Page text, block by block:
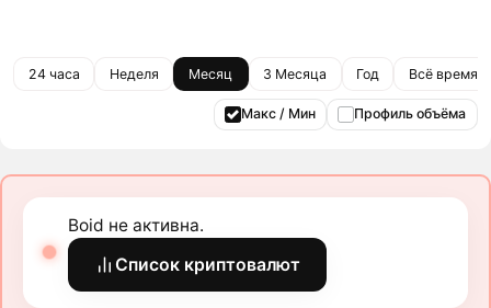
24 часа Неделя Месяц 3 Месяца Год Всё время
Макс / Мин Профиль объёма
Boid не активна.
Список криптовалют